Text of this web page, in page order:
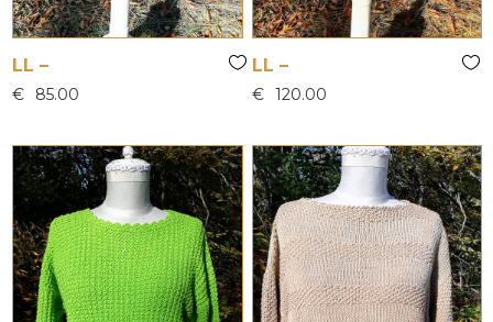
LL –
€ 85.00
LL –
€ 120.00